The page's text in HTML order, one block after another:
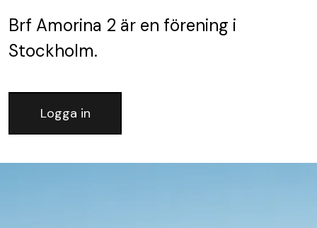
Brf Amorina 2 är en förening i
Stockholm.
Logga in